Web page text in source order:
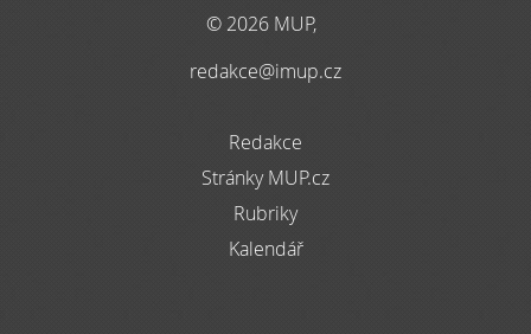
© 2026 MUP,
redakce@imup.cz
Redakce
Stránky MUP.cz
Rubriky
Kalendář